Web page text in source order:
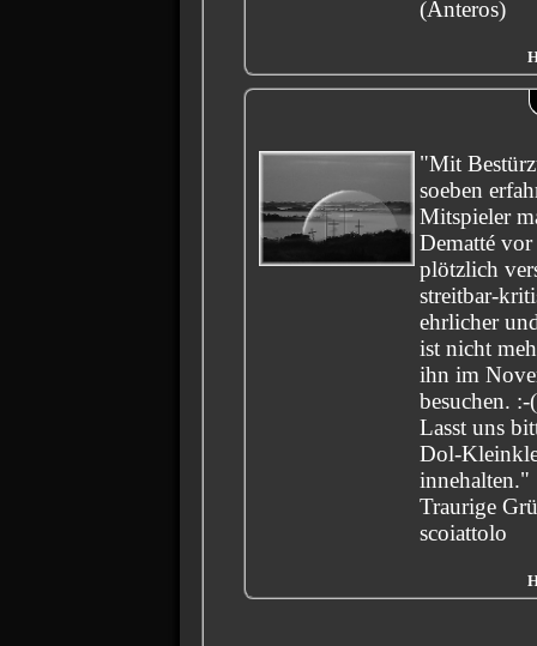
(Anteros)
"Mit
soeben
Mitspieler
Dematté
plötzlich
streitbar-
ehrlicher
ist nicht
ihn im
besuchen.
Lasst uns
Dol-
innehalten."
Traurige
scoiattolo